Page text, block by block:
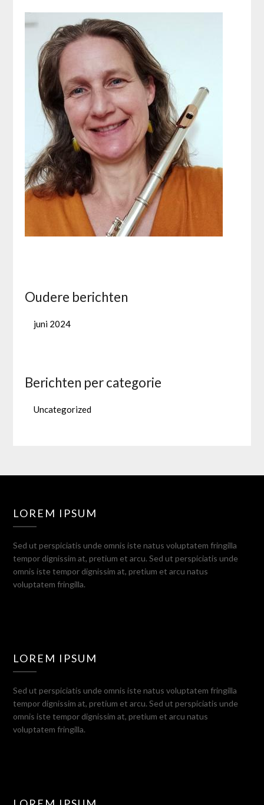
Oudere berichten
juni 2024
Berichten per categorie
Uncategorized
LOREM IPSUM
Sed ut perspiciatis unde omnis iste natus voluptatem fringilla
tempor dignissim at, pretium et arcu. Sed ut perspiciatis unde
omnis iste tempor dignissim at, pretium et arcu natus
voluptatem fringilla.
LOREM IPSUM
Sed ut perspiciatis unde omnis iste natus voluptatem fringilla
tempor dignissim at, pretium et arcu. Sed ut perspiciatis unde
omnis iste tempor dignissim at, pretium et arcu natus
voluptatem fringilla.